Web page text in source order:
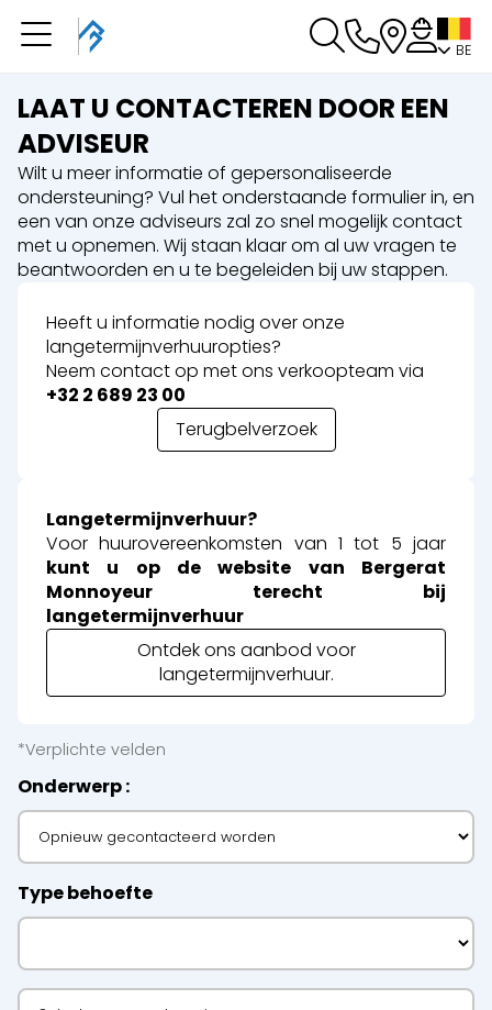
BE
LAAT U CONTACTEREN DOOR EEN
ADVISEUR
Wilt u meer informatie of gepersonaliseerde
ondersteuning? Vul het onderstaande formulier in, en
een van onze adviseurs zal zo snel mogelijk contact
met u opnemen. Wij staan klaar om al uw vragen te
beantwoorden en u te begeleiden bij uw stappen.
Heeft u informatie nodig over onze
langetermijnverhuuropties?
Neem contact op met ons verkoopteam via
+32 2 689 23 00
Terugbelverzoek
Langetermijnverhuur?
Voor huurovereenkomsten van 1 tot 5 jaar
kunt u op de website van Bergerat
Monnoyeur terecht bij
langetermijnverhuur
Ontdek ons aanbod voor
langetermijnverhuur.
*Verplichte velden
Onderwerp
Type behoefte
U heeft een boeking in
behandeling
U heeft geen boeking in behandeling